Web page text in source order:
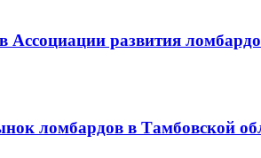
Ассоциации развития
ломбардов в Тамбовской